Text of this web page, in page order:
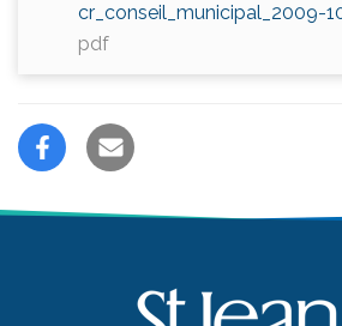
cr_conseil_municipal_2009-
pdf